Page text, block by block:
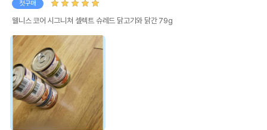
첫구매
웰니스 코어 시그니쳐 셀렉트 슈레드 닭고기와 닭간 79g